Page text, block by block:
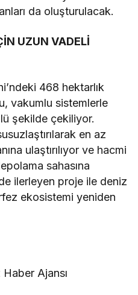
da oluşturulacak.
UZUN VADELİ
468 hektarlık
vakumlu sistemlerle
şekilde çekiliyor.
en az
ulaştırılıyor ve hacmi
sahasına
ilerleyen proje ile deniz
ekosistemi yeniden
Ajansı